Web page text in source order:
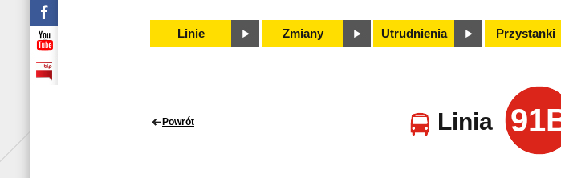
Linie Zmiany Utrudnienia Przystanki
Powrót Linia